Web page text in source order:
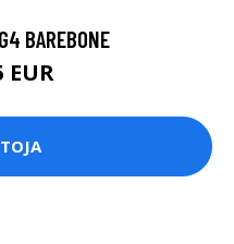
BAREBONE
EUR